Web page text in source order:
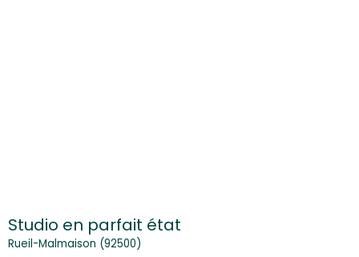
Studio en parfait état
Rueil-Malmaison (92500)